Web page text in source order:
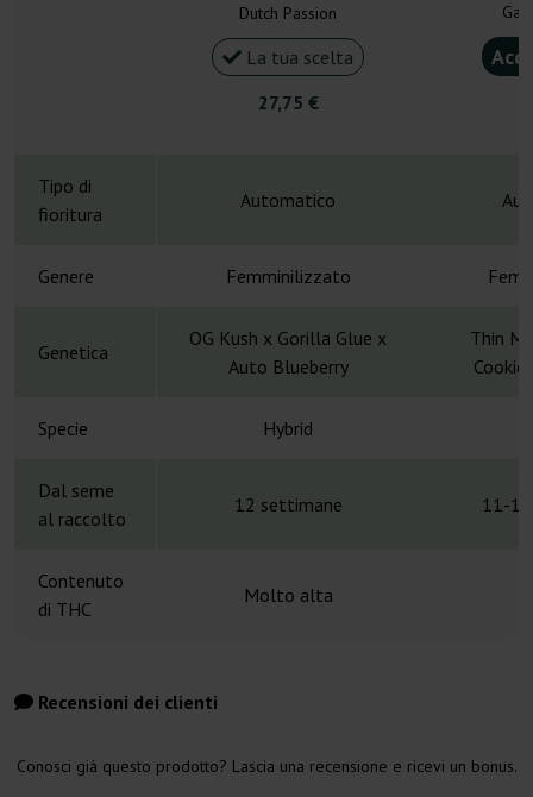
Dutch Passion
La tua scelta
27,75 €
Tipo di
fioritura
Automatico
Genere Femminilizzato
Genetica
OG Kush x Gorilla Glue x
Auto Blueberry
Thin
Specie Hybrid
Dal seme
al raccolto
12 settimane 11-
Contenuto
di THC
Molto alta
Recensioni dei clienti
Conosci già questo prodotto? Lascia una recensione e ricevi un bonus.